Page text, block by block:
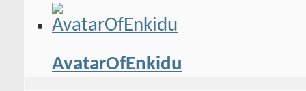
AvatarOfEnkidu